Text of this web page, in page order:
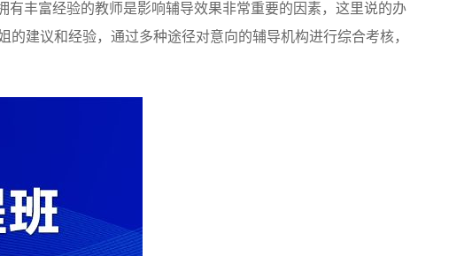
丰富经验的教师是影响辅导效果非常重要的因素，这里说的办
建议和经验，通过多种途径对意向的辅导机构进行综合考核，